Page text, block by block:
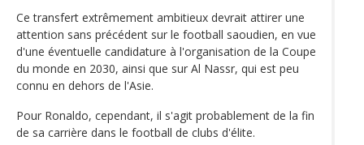
Ce transfert extrêmement ambitieux devrait attirer une
attention sans précédent sur le football saoudien, en vue
d'une éventuelle candidature à l'organisation de la Coupe
du monde en 2030, ainsi que sur Al Nassr, qui est peu
connu en dehors de l'Asie.
Pour Ronaldo, cependant, il s'agit probablement de la fin
de sa carrière dans le football de clubs d'élite.